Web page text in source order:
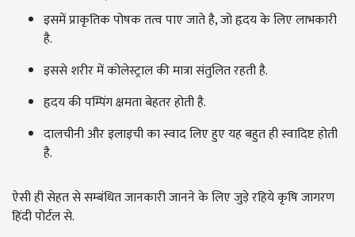
इसमें प्राकृतिक पोषक तत्व पाए जाते है, जो हृदय के लिए लाभकारी
है.
इससे शरीर में कोलेस्ट्राल की मात्रा संतुलित रहती है.
हृदय की पम्पिंग क्षमता बेहतर होती है.
दालचीनी और इलाइची का स्वाद लिए हुए यह बहुत ही स्वादिष्ट होती
है.
ऐसी ही सेहत से सम्बंधित जानकारी जानने के लिए जुड़े रहिये कृषि जागरण
हिंदी पोर्टल से.